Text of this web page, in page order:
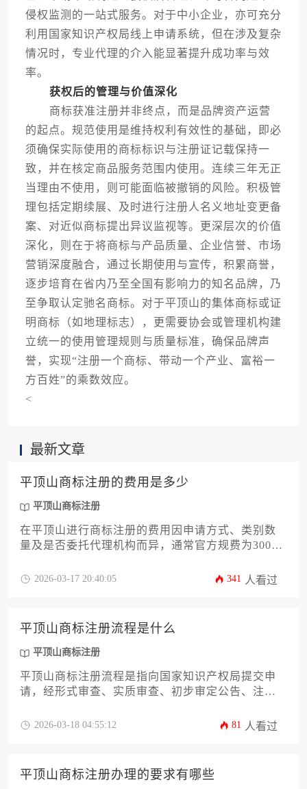
侵权监测的一站式服务。对于中小企业，亦可充分
利用国家知识产权局线上申请系统，但在涉及复杂
情况时，专业代理的介入能显著提升成功率与效
率。
获权后的管理与价值深化
商标获准注册并非终点，而是品牌资产运营
的起点。规范使用是维持权利有效性的基础，即必
须确保实际使用的商标标识与注册证记载保持一
致，并在核定商品服务范围内使用。连续三年无正
当理由不使用，则可能面临被撤销的风险。积极管
理包括定期续展、及时进行注册人名义地址变更备
案、对近似商标提出异议监视等。更深层次的价值
深化，则在于将商标与产品质量、企业信誉、市场
营销深度融合，通过长期使用与宣传，积累商誉，
逐步培育在省内乃至全国有影响力的知名品牌，乃
至争取认定驰名商标。对于平顶山的集体商标或证
明商标（如地理标志），更需要协会或管理机构建
立统一的使用管理规则与质量标准，确保品牌声
誉，实现“注册一个商标、带动一个产业、富裕一
方百姓”的乘数效应。
<
最新文章
平顶山商标注册的费用是多少
平顶山商标注册
在平顶山进行商标注册的费用因申请方式、类别数
量及是否委托代理机构而异，通常官方规费为300
之间。本文将从费用构成、申请流程、常见问题及
2026-03-17 20:40:05 341 人看过
平顶山商标注册流程是什么
平顶山商标注册
平顶山商标注册流程是指向国家知识产权局提交申
请，经形式审查、实质审查、初步审定公告、注册
整步骤。本文将从申请准备、材料提交、审查阶
核心要点。
2026-03-18 04:55:12 81 人看过
平顶山商标注册办理的要求有哪些